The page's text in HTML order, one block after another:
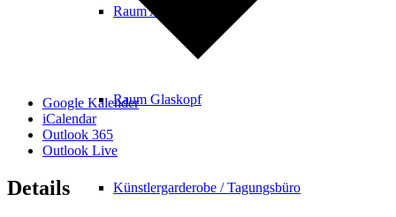
Raum Altkönig
Raum Glaskopf
Künstlergarderobe / Tagungsbüro
Google Kalender
iCalendar
Outlook 365
Outlook Live
Details